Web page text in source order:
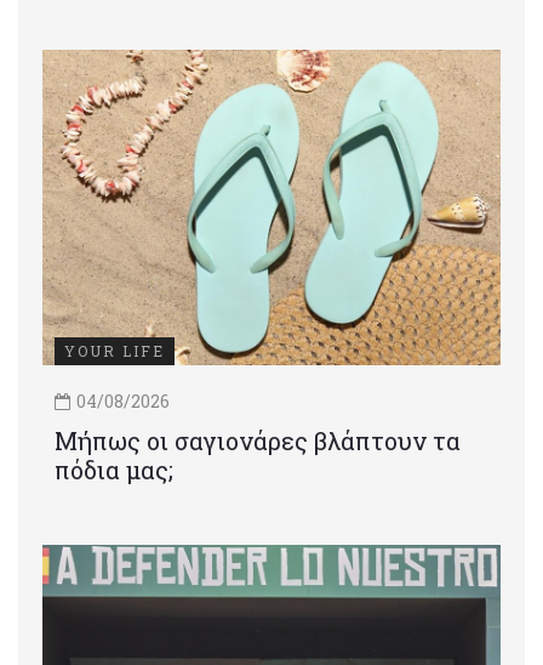
YOUR LIFE
04/08/2026
Μήπως οι σαγιονάρες βλάπτουν τα
πόδια μας;